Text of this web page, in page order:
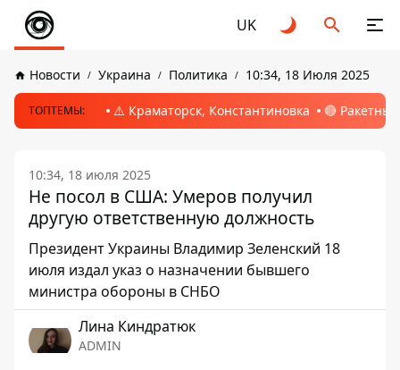
UK
Новости Украина Политика 10:34, 18 Июля 2025
ТОПТЕМЫ: ⚠️ Краматорск, Константиновка 🔴
10:34, 18 июля 2025
Не посол в США: Умеров получил
другую ответственную должность
Президент Украины Владимир Зеленский 18
июля издал указ о назначении бывшего
министра обороны в СНБО
Лина Киндратюк
ADMIN